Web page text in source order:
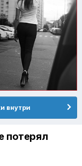
внутри
потерял